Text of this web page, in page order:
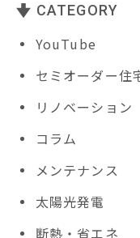
CATEGORY
YouTube
セミオーダー住
リノベーション
コラム
メンテナンス
太陽光発電
断熱・省エネ